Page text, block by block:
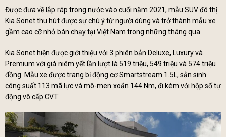
Được đưa về lắp ráp trong nước vào cuối năm 2021, mẫu SUV đô thị
Kia Sonet thu hút được sự chú ý từ người dùng và trở thành mẫu xe
gầm cao cỡ nhỏ bán chạy tại Việt Nam trong những tháng qua.
Kia Sonet hiện được giới thiệu với 3 phiên bản Deluxe, Luxury và
Premium với giá niêm yết lần lượt là 519 triệu, 549 triệu và 574 triệu
đồng. Mẫu xe được trang bị động cơ Smartstream 1.5L, sản sinh
công suất 113 mã lực và mô-men xoắn 144 Nm, đi kèm với hộp số tự
động vô cấp CVT.